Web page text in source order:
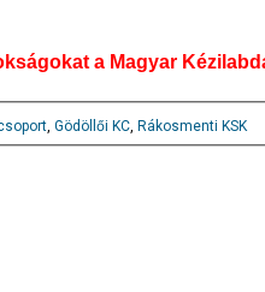
a Magyar
, Gödöllői KC, Rákosmenti KSK